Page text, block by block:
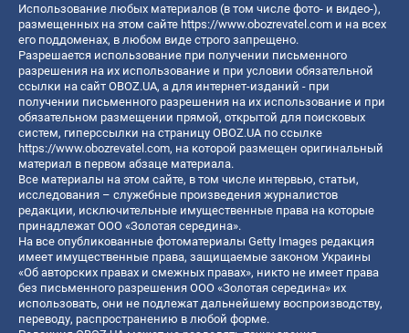
Использование любых материалов (в том числе фото- и видео-),
размещенных на этом сайте https://www.obozrevatel.com и на всех
его поддоменах, в любом виде строго запрещено.
Разрешается использование при получении письменного
разрешения на их использование и при условии обязательной
ссылки на сайт OBOZ.UA, а для интернет-изданий - при
получении письменного разрешения на их использование и при
обязательном размещении прямой, открытой для поисковых
систем, гиперссылки на страницу OBOZ.UA по ссылке
https://www.obozrevatel.com, на которой размещен оригинальный
материал в первом абзаце материала.
Все материалы на этом сайте, в том числе интервью, статьи,
исследования – служебные произведения журналистов
редакции, исключительные имущественные права на которые
принадлежат ООО «Золотая середина».
На все опубликованные фотоматериалы Getty Images редакция
имеет имущественные права, защищаемые законом Украины
«Об авторских правах и смежных правах», никто не имеет права
без письменного разрешения ООО «Золотая середина» их
использовать, они не подлежат дальнейшему воспроизводству,
переводу, распространению в любой форме.